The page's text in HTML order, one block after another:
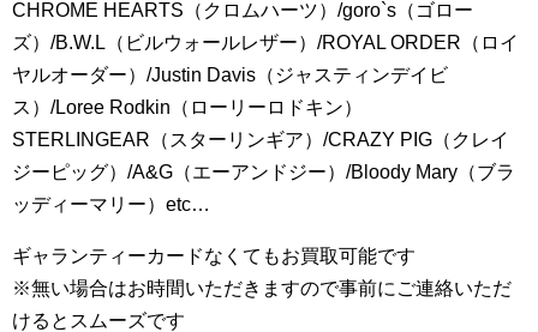
CHROME HEARTS（クロムハーツ）/goro`s（ゴロー
ズ）/B.W.L（ビルウォールレザー）/ROYAL ORDER（ロイ
ヤルオーダー）/Justin Davis（ジャスティンデイビ
ス）/Loree Rodkin（ローリーロドキン）
STERLINGEAR（スターリンギア）/CRAZY PIG（クレイ
ジーピッグ）/A&G（エーアンドジー）/Bloody Mary（ブラ
ッディーマリー）etc…
ギャランティーカードなくてもお買取可能です
※無い場合はお時間いただきますので事前にご連絡いただ
けるとスムーズです